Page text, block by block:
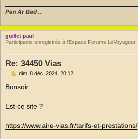
o
n
u
Pen Ar Bed ..
guillet paul
Participants enregistrés à l'Espace Forums LeVoyageur
Re: 34450 Vias
M
s
g
e
n
dim. 8 déc. 2024, 20:12
Bonsoir
Est-ce site ?
https://www.aire-vias.fr/tarifs-et-prestations/